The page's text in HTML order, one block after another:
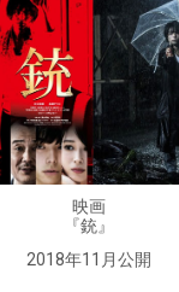
映画
『銃』
2018年11月公開